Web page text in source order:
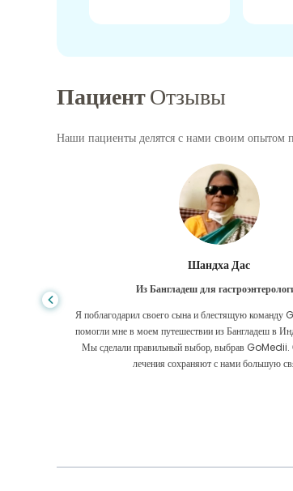
ПациентОтзывы
Наши пациенты делятся с нами своим опытом
Шандха Дас
Из Бангладеш для
Я поблагодарил своего сына и блестящую команду
помогли мне в моем путешествии из Бангладеш в
Мы сделали правильный выбор, выбрав GoMedii.
лечения сохраняют с нами большую